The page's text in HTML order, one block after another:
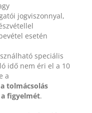
jogviszonnyal,
esetén
speciális
idő nem éri el a 10
a
tolmácsolás
figyelmét.